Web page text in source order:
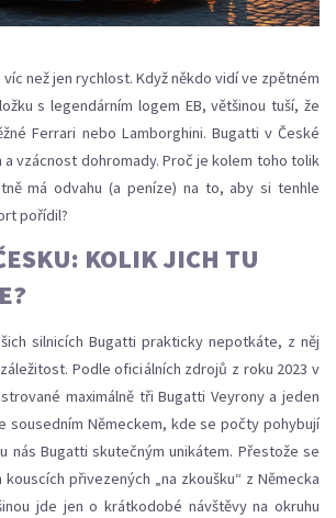
než jen rychlost. Když někdo vidí ve zpětném
s legendárním logem EB, většinou tuší, že
Ferrari nebo Lamborghini. Bugatti v České
vzácnost dohromady. Proč je kolem toho tolik
má odvahu (a peníze) na to, aby si tenhle
pořídil?
KOLIK JICH TU
silnicích Bugatti prakticky nepotkáte, z něj
Podle oficiálních zdrojů z roku 2023 v
maximálně tři Bugatti Veyrony a jeden
sousedním Německem, kde se počty pohybují
nás Bugatti skutečným unikátem. Přestože se
přivezených „na zkoušku“ z Německa
jde jen o krátkodobé návštěvy na okruhu